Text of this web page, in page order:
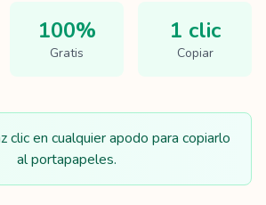
100%
Gratis
1 clic
Copiar
clic en cualquier apodo para copiarlo
al portapapeles.